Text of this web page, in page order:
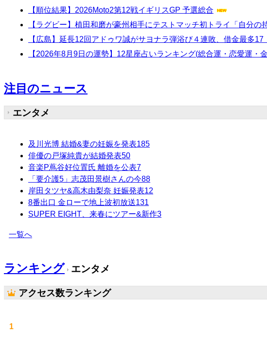
【順位結果】2026Moto2第12戦イギリスGP 予選総合
【ラグビー】植田和磨が豪州相手にテストマッチ初トライ「自分の
【広島】延長12回アドゥワ誠がサヨナラ弾浴び４連敗、借金最多
【2026年8月9日の運勢】12星座占いランキング(総合運・恋愛運・
注目のニュース
エンタメ
及川光博 結婚&妻の妊娠を発表185
俳優の戸塚純貴が結婚発表50
音楽P蔦谷好位置氏 離婚を公表7
「要介護5」志茂田景樹さんの今88
岸田タツヤ&高木由梨奈 妊娠発表12
8番出口 金ローで地上波初放送131
SUPER EIGHT、来春にツアー&新作3
一覧へ
ランキング エンタメ
アクセス数ランキング
1